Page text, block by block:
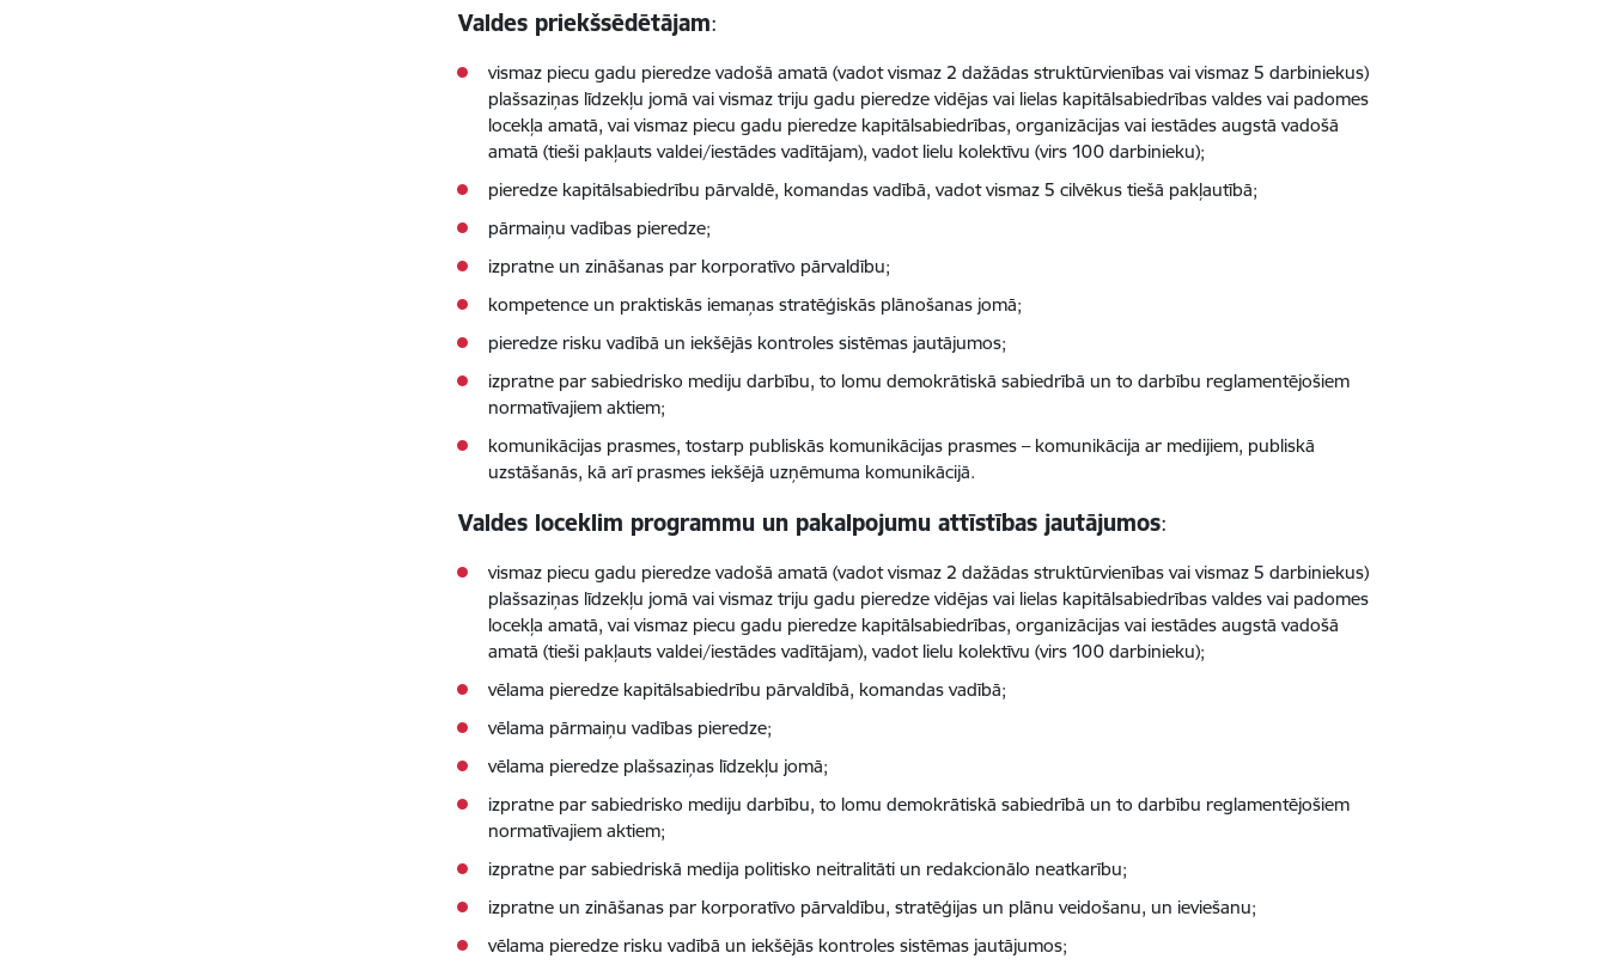
Valdes priekšsēdētājam:
vismaz piecu gadu pieredze vadošā amatā (vadot vismaz 2 dažādas struktūrvienības vai vismaz 5 darbiniekus)
plašsaziņas līdzekļu jomā vai vismaz triju gadu pieredze vidējas vai lielas kapitālsabiedrības valdes vai padomes
locekļa amatā, vai vismaz piecu gadu pieredze kapitālsabiedrības, organizācijas vai iestādes augstā vadošā
amatā (tieši pakļauts valdei/iestādes vadītājam), vadot lielu kolektīvu (virs 100 darbinieku);
pieredze kapitālsabiedrību pārvaldē, komandas vadībā, vadot vismaz 5 cilvēkus tiešā pakļautībā;
pārmaiņu vadības pieredze;
izpratne un zināšanas par korporatīvo pārvaldību;
kompetence un praktiskās iemaņas stratēģiskās plānošanas jomā;
pieredze risku vadībā un iekšējās kontroles sistēmas jautājumos;
izpratne par sabiedrisko mediju darbību, to lomu demokrātiskā sabiedrībā un to darbību reglamentējošiem
normatīvajiem aktiem;
komunikācijas prasmes, tostarp publiskās komunikācijas prasmes – komunikācija ar medijiem, publiskā
uzstāšanās, kā arī prasmes iekšējā uzņēmuma komunikācijā.
Valdes loceklim programmu un pakalpojumu attīstības jautājumos:
vismaz piecu gadu pieredze vadošā amatā (vadot vismaz 2 dažādas struktūrvienības vai vismaz 5 darbiniekus)
plašsaziņas līdzekļu jomā vai vismaz triju gadu pieredze vidējas vai lielas kapitālsabiedrības valdes vai padomes
locekļa amatā, vai vismaz piecu gadu pieredze kapitālsabiedrības, organizācijas vai iestādes augstā vadošā
amatā (tieši pakļauts valdei/iestādes vadītājam), vadot lielu kolektīvu (virs 100 darbinieku);
vēlama pieredze kapitālsabiedrību pārvaldībā, komandas vadībā;
vēlama pārmaiņu vadības pieredze;
vēlama pieredze plašsaziņas līdzekļu jomā;
izpratne par sabiedrisko mediju darbību, to lomu demokrātiskā sabiedrībā un to darbību reglamentējošiem
normatīvajiem aktiem;
izpratne par sabiedriskā medija politisko neitralitāti un redakcionālo neatkarību;
izpratne un zināšanas par korporatīvo pārvaldību, stratēģijas un plānu veidošanu, un ieviešanu;
vēlama pieredze risku vadībā un iekšējās kontroles sistēmas jautājumos;